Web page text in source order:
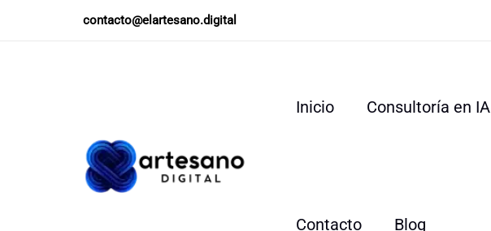
contacto@elartesano.digital
Inicio Consultoría en IA
Contacto Blog